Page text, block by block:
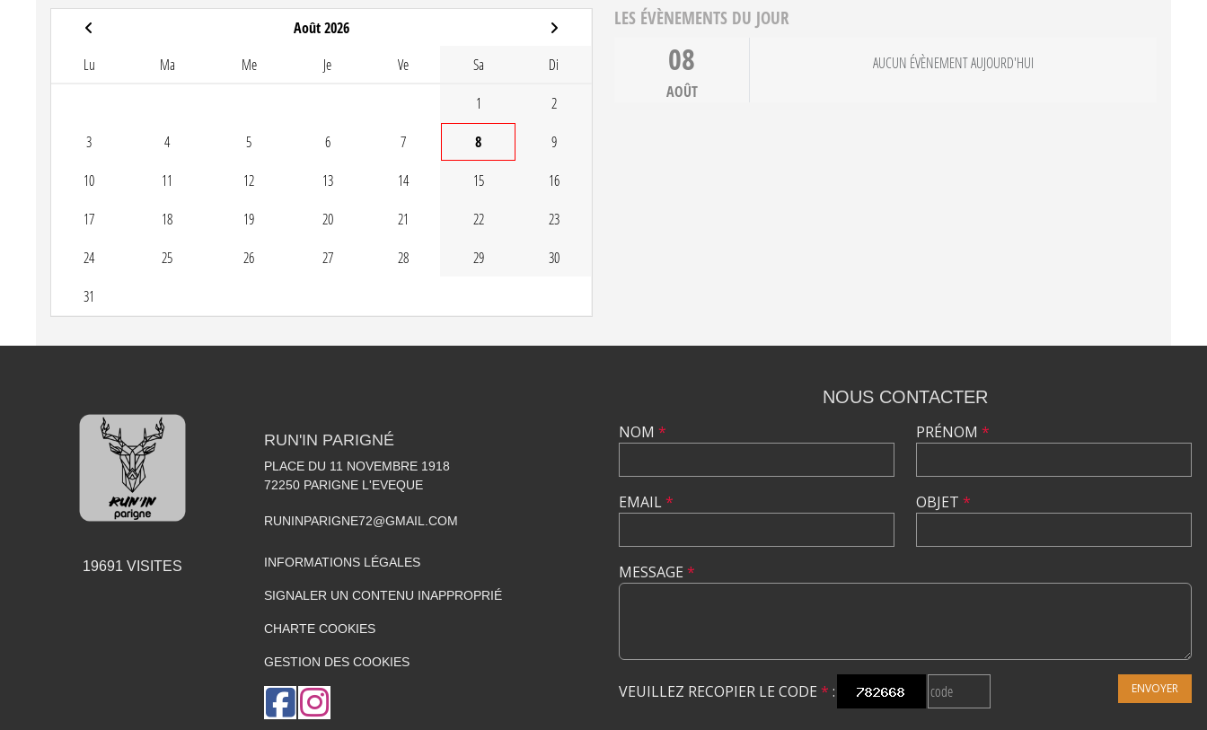
Août 2026
Lu Ma Me Je Ve Sa Di
1 2
3 4 5 6 7 8 9
10 11 12 13 14 15 16
17 18 19 20 21 22 23
24 25 26 27 28 29 30
31
LES ÉVÈNEMENTS DU JOUR
08
AOÛT
AUCUN ÉVÈNEMENT AUJOURD'HUI
19691 VISITES
RUN'IN PARIGNÉ
PLACE DU 11 NOVEMBRE 1918
72250 PARIGNE L'EVEQUE
RUNINPARIGNE72@GMAIL.COM
INFORMATIONS LÉGALES
SIGNALER UN CONTENU INAPPROPRIÉ
CHARTE COOKIES
GESTION DES COOKIES
NOUS CONTACTER
NOM *
EMAIL*
PRÉNOM *
OBJET *
MESSAGE *
VEUILLEZ RECOPIER LE CODE * : ENVOYER